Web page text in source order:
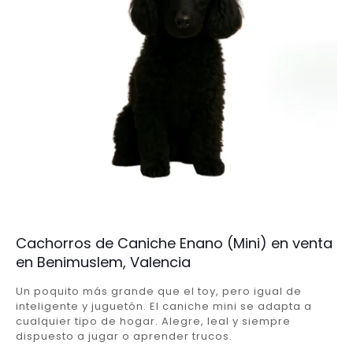
Cachorros de Caniche Enano (Mini) en venta
en Benimuslem, Valencia
Un poquito más grande que el toy, pero igual de
inteligente y juguetón. El caniche mini se adapta a
cualquier tipo de hogar. Alegre, leal y siempre
dispuesto a jugar o aprender trucos.